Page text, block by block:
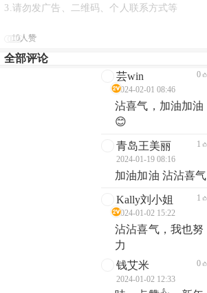
3.请勿发广告、二维码、个人联系方式等
10人赞
全部评论
芸win
2024-02-01 08:46
0
沾喜气，加油加油
😊
青岛王美丽
2024-01-19 08:16
1
加油加油 沾沾喜气
Kally刘小姐
2024-01-02 15:22
1
沾沾喜气，我也努
力
钱艾米
2024-01-02 12:33
0